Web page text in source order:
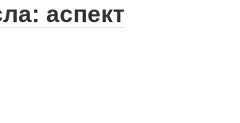
аспект